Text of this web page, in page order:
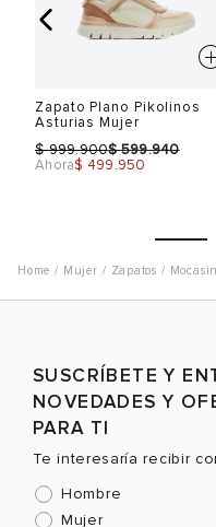
Zapato Plano Pikolinos
Asturias Mujer
$999.900$599.940
Ahora$ 499.950
Selecciona una talla
EUR
USA
38
Mujer Zapatos
SUSCRÍBETE Y
NOVEDADES Y
PARA TI
Te interesaría recibir
Hombre
Mujer